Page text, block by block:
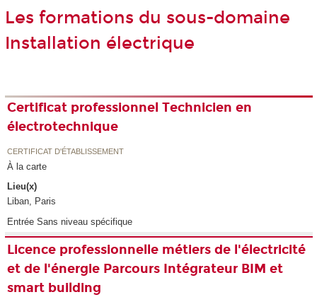
Les formations du sous-domaine
Installation électrique
Certificat professionnel Technicien en
électrotechnique
CERTIFICAT D'ÉTABLISSEMENT
À la carte
Lieu(x)
Liban, Paris
Entrée Sans niveau spécifique
Licence professionnelle métiers de l'électricité
et de l'énergie Parcours Intégrateur BIM et
smart building